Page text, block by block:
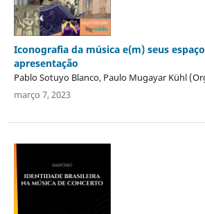
Iconografia da música e(m) seus
apresentação
Pablo Sotuyo Blanco, Paulo Mugayar Kühl
março 7, 2023